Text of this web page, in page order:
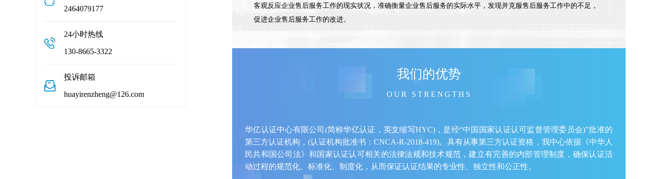
2464079177
24小时热线
130-8665-3322
投诉邮箱
huayirenzheng@126.com
客观反应企业售后服务工作的现实状况，准确衡量企业售后服务的实际水平，发现并克服售后服务工作中的不足，
促进企业售后服务工作的改进。
我们的优势
OUR STRENGTHS
华亿认证中心有限公司(简称华亿认证，英文缩写HYC)，是经“中国国家认证认可监督管理委员会)”批准的
第三方认证机构，(认证机构批准书：CNCA-R-2018-419)。具有从事第三方认证资格，我中心依据《中华人
民共和国公司法》和国家认证认可相关的法律法规和技术规范，建立有完善的内部管理制度，确保认证活
动过程的规范化、标准化、制度化，从而保证认证结果的专业性、独立性和公正性。